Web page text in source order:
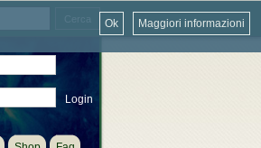
Maggiori informazioni
Ok